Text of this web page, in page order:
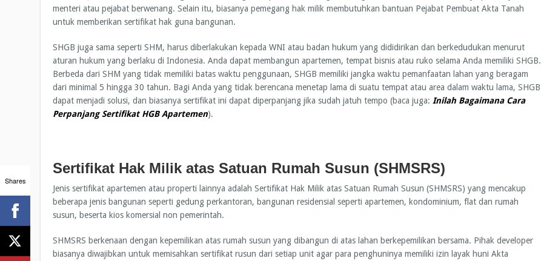
menteri atau pejabat berwenang. Selain itu, biasanya pemegang hak milik membutuhkan bantuan Pejabat Pembuat Akta Tanah
untuk memberikan sertifikat hak guna bangunan.
SHGB juga sama seperti SHM, harus diberlakukan kepada WNI atau badan hukum yang dididirikan dan berkedudukan menurut
aturan hukum yang berlaku di Indonesia. Anda dapat membangun apartemen, tempat bisnis atau ruko selama Anda memiliki SHGB.
Berbeda dari SHM yang tidak memiliki batas waktu penggunaan, SHGB memiliki jangka waktu pemanfaatan lahan yang beragam
dari minimal 5 hingga 30 tahun. Bagi Anda yang tidak berencana menetap lama di suatu tempat atau area dalam waktu lama, SHGB
dapat menjadi solusi, dan biasanya sertifikat ini dapat diperpanjang jika sudah jatuh tempo (baca juga: Inilah Bagaimana Cara
Perpanjang Sertifikat HGB Apartemen).
Sertifikat Hak Milik atas Satuan Rumah Susun (SHMSRS)
Jenis sertifikat apartemen atau properti lainnya adalah Sertifikat Hak Milik atas Satuan Rumah Susun (SHMSRS) yang mencakup
beberapa jenis bangunan seperti gedung perkantoran, bangunan residensial seperti apartemen, kondominium, flat dan rumah
susun, beserta kios komersial non pemerintah.
SHMSRS berkenaan dengan kepemilikan atas rumah susun yang dibangun di atas lahan berkepemilikan bersama. Pihak developer
biasanya diwajibkan untuk memisahkan sertifikat rusun dari setiap unit agar para penghuninya memiliki izin layak huni Akta
Shares